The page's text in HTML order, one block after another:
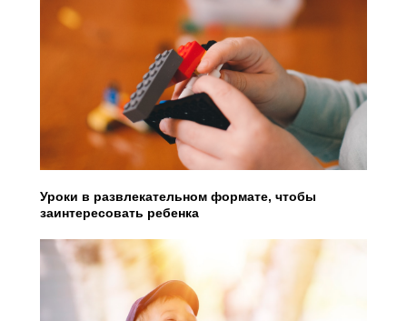
Уроки в развлекательном формате, чтобы
заинтересовать ребенка